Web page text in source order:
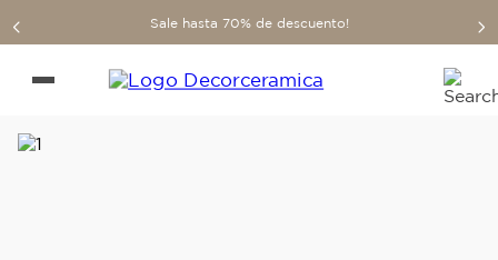
Sale hasta 70% de descuento!